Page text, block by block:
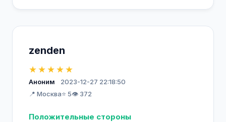
zenden
★★★★★
Аноним
2023-12-27 22:18:50
📍 Москва⭐ 5👁️ 372
Положительные стороны